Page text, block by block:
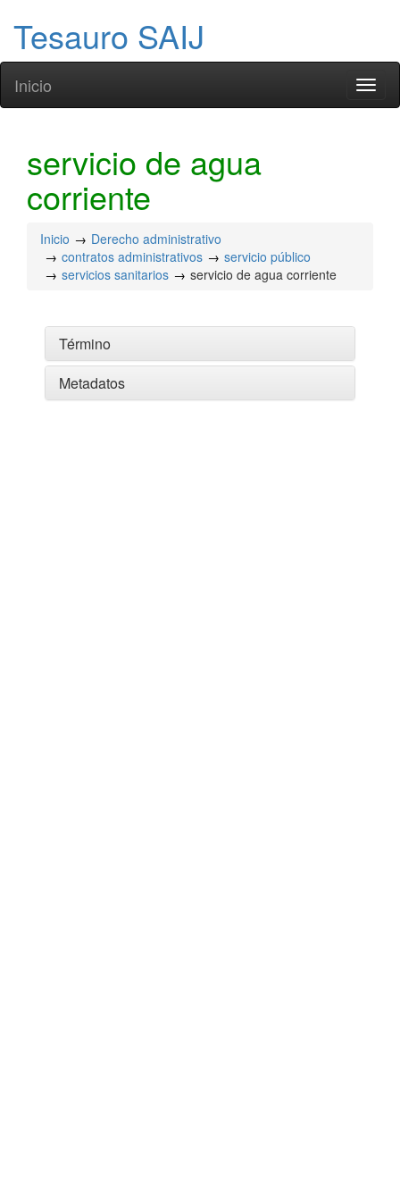
Tesauro SAIJ
Inicio
servicio de agua
corriente
Inicio
Derecho administrativo
contratos administrativos
servicio público
servicios sanitarios
servicio de agua corriente
Término
Metadatos